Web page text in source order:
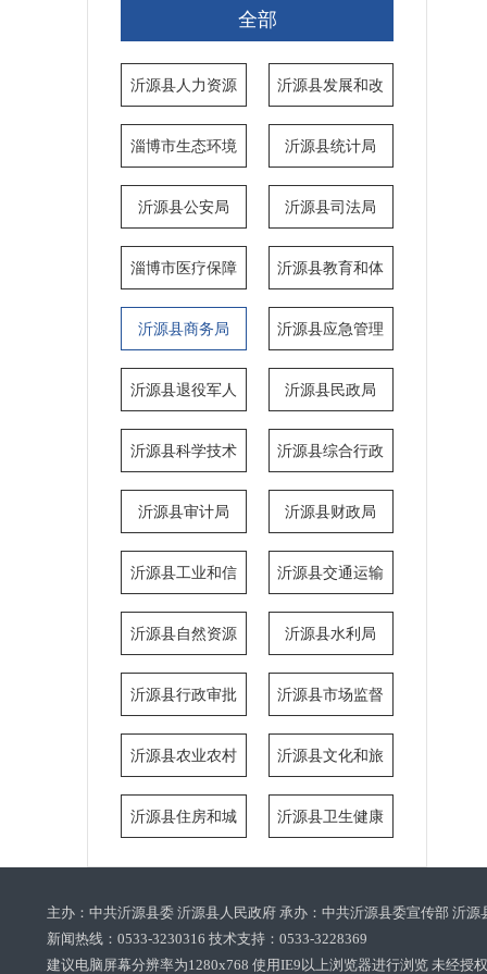
全部
沂源县人力资源
和社会保障局
沂源县发展和改
革局
淄博市生态环境
局沂源分局
沂源县统计局
沂源县公安局 沂源县司法局
淄博市医疗保障
局沂源分局
沂源县教育和体
育局
沂源县商务局
沂源县应急管理
局
沂源县退役军人
事务局
沂源县民政局
沂源县科学技术
局
沂源县综合行政
执法局
沂源县审计局
沂源县财政局
沂源县工业和信
息化局
沂源县交通运输
局
沂源县自然资源
局
沂源县水利局
沂源县行政审批
服务局
沂源县市场监督
管理局
沂源县农业农村
局
沂源县文化和旅
游局
沂源县住房和城
沂源县卫生健康
主办：中共沂源县委 沂源县人民政府 承办：中共沂源县委宣传部 沂
新闻热线：0533-3230316 技术支持：0533-3228369‌‌
建议电脑屏幕分辨率为1280x768 使用IE9以上浏览器进行浏览 未经授